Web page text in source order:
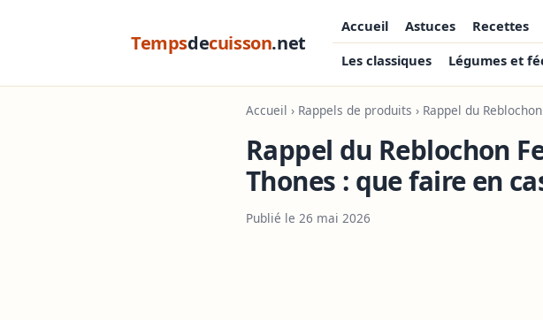
Tempsdecuisson.net
Accueil Astuces Recettes
Les classiques
Légumes et
Accueil › Rappels de produits › Rappel du
Rappel du Reblochon
Thones : que faire en
Publié le 26 mai 2026